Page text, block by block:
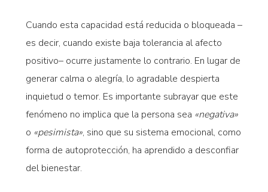
Cuando esta capacidad está reducida o bloqueada –
es decir, cuando existe baja tolerancia al afecto
positivo– ocurre justamente lo contrario. En lugar de
generar calma o alegría, lo agradable despierta
inquietud o temor. Es importante subrayar que este
fenómeno no implica que la persona sea «negativa»
o «pesimista», sino que su sistema emocional, como
forma de autoprotección, ha aprendido a desconfiar
del bienestar.